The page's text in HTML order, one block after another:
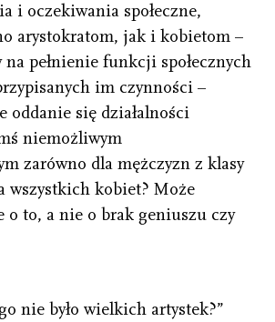
i oczekiwania społeczne,
arystokratom, jak i kobietom –
na pełnienie funkcji społecznych
im czynności –
oddanie się działalności
niemożliwym
zarówno dla mężczyzn z klasy
wszystkich kobiet? Może
o to, a nie o brak geniuszu czy
nie było wielkich artystek?”